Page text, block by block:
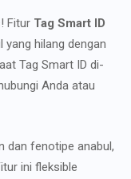
Fitur Tag Smart ID
hilang dengan
Tag Smart ID di-
Anda atau
dan fenotipe anabul,
ini fleksible